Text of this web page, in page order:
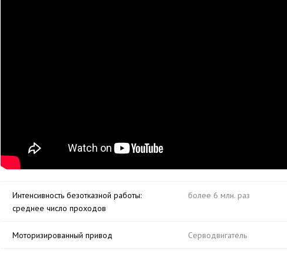
Интенсивность безотказной работы:
среднее число проходов
более 6 млн. раз
Моторизированный привод Серводвигатель